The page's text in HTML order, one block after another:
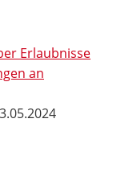
Erlaubnisse
an